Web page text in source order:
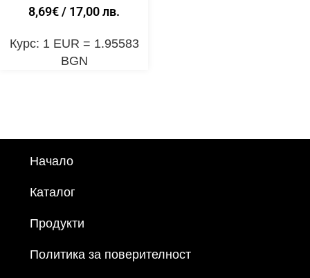
8,69€/ 17,00 лв.
Курс: 1 EUR = 1.95583
BGN
Начало
Каталог
Продукти
Политика за поверителност